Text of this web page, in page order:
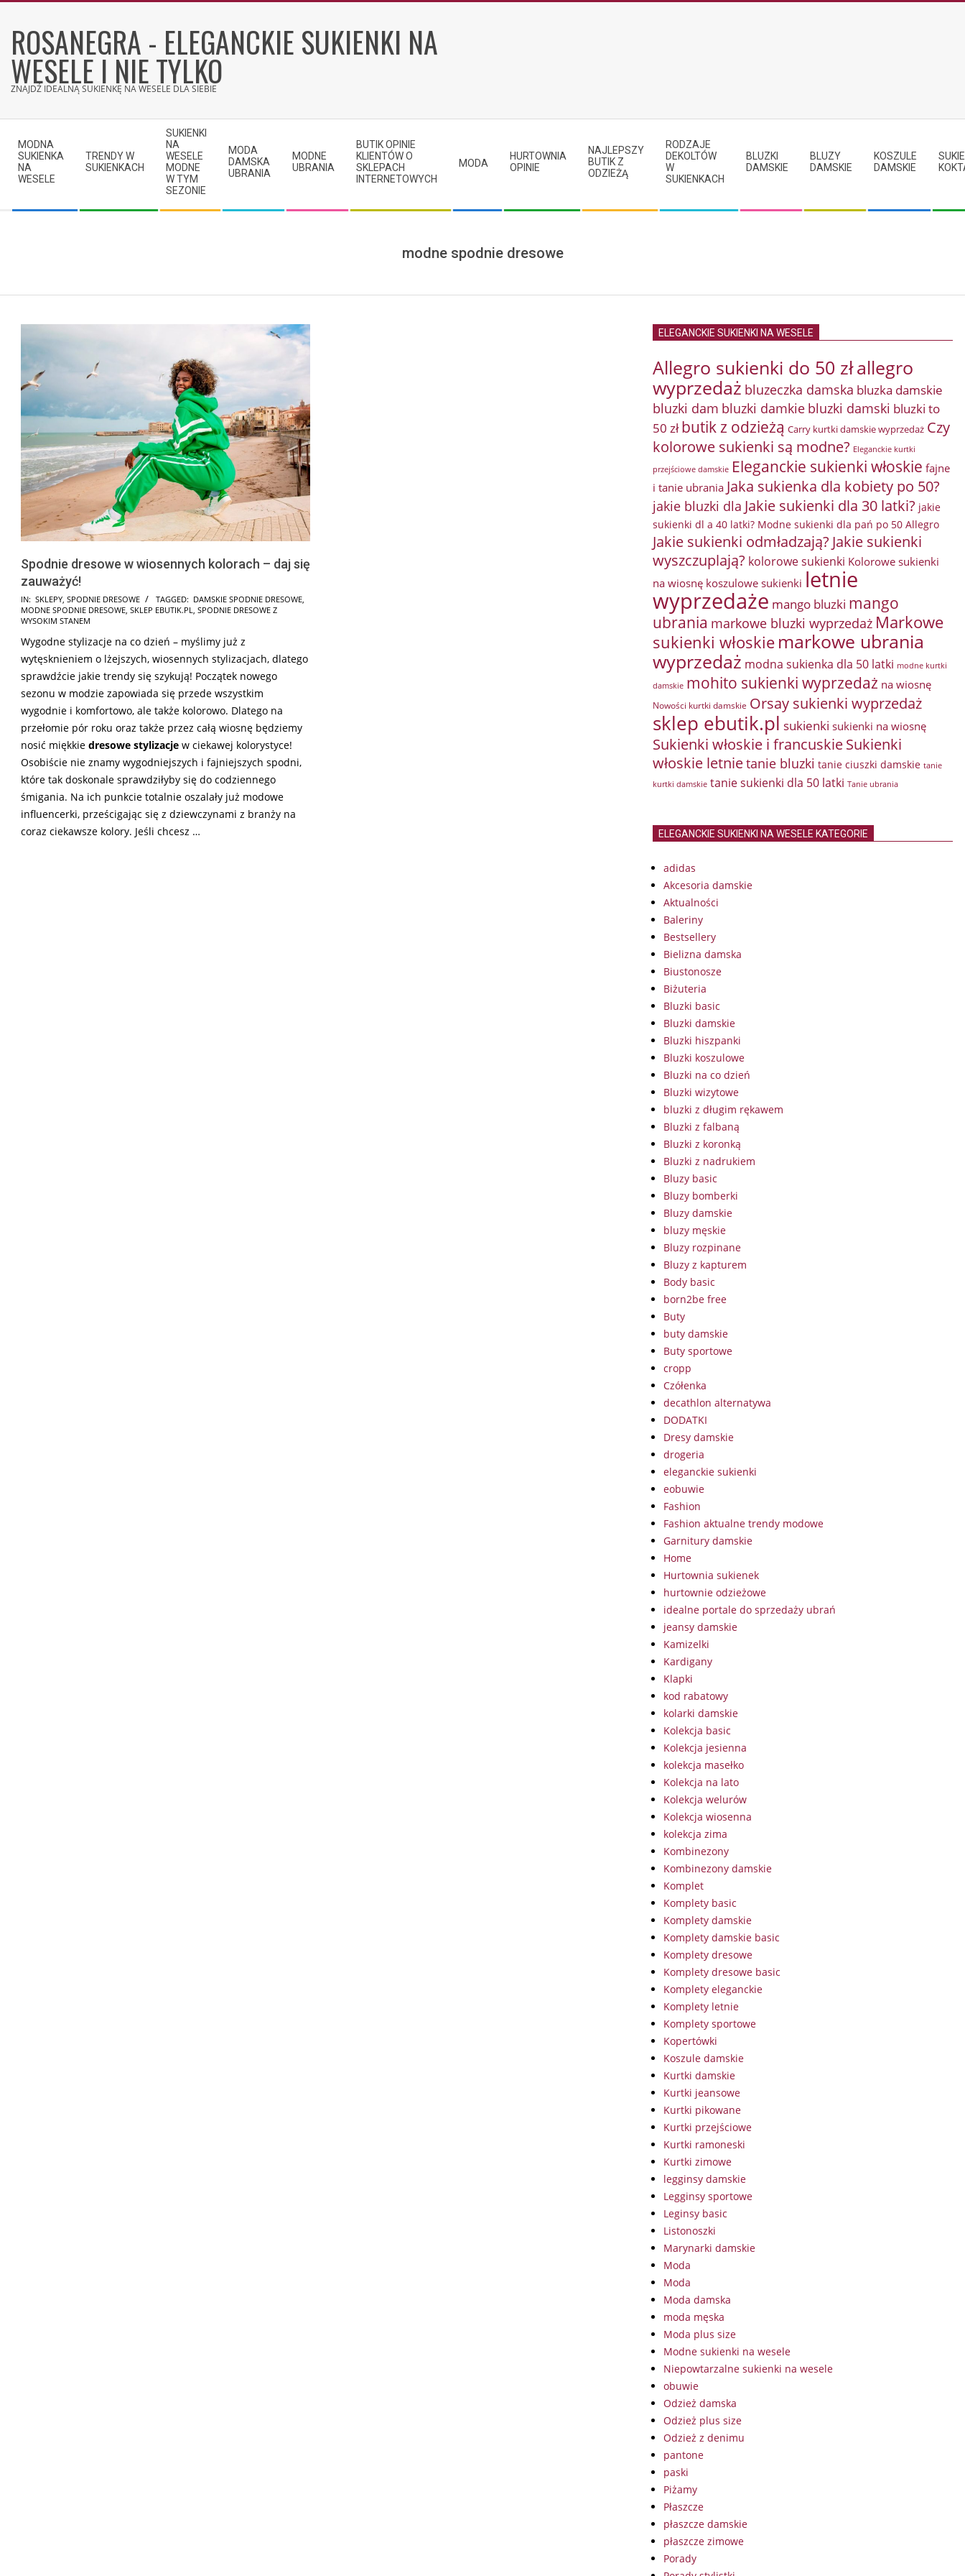
contentROSANEGRA - ELEGANCKIE SUKIENKI NA
WESELE I NIE TYLKO
ZNAJDŹ IDEALNĄ SUKIENKĘ NA WESELE DLA SIEBIE
Navigation
Menu
MODNA
SUKIENKA
NA
WESELE
TRENDY W
SUKIENKACH
SUKIENKI
NA
WESELE
MODNE
W TYM
SEZONIE
MODA
DAMSKA
UBRANIA
MODNE
UBRANIA
BUTIK OPINIE
KLIENTÓW O
SKLEPACH
INTERNETOWYCH
MODA
HURTOWNIA
OPINIE
NAJLEPSZY
BUTIK Z
ODZIEŻĄ
RODZAJE
DEKOLTÓW
W
SUKIENKACH
BLUZKI
DAMSKIE
BLUZY
DAMSKIE
KOSZULE
DAMSKIE
modne spodnie dresowe
Spodnie dresowe w wiosennych kolorach – daj się
zauważyć!
2025-
03-
IN: SKLEPY, SPODNIE DRESOWE TAGGED: DAMSKIE SPODNIE DRESOWE,
MODNE SPODNIE DRESOWE, SKLEP EBUTIK.PL, SPODNIE DRESOWE Z
WYSOKIM STANEM
Wygodne stylizacje na co dzień – myślimy już z
wytęsknieniem o lżejszych, wiosennych stylizacjach, dlatego
sprawdźcie jakie trendy się szykują! Początek nowego
sezonu w modzie zapowiada się przede wszystkim
wygodnie i komfortowo, ale także kolorowo. Dlatego na
przełomie pór roku oraz także przez całą wiosnę będziemy
nosić miękkie dresowe stylizacje w ciekawej kolorystyce!
Osobiście nie znamy wygodniejszych i fajniejszych spodni,
które tak doskonale sprawdziłyby się do codziennego
śmigania. Na ich punkcie totalnie oszalały już modowe
influencerki, prześcigając się z dziewczynami z branży na
coraz ciekawsze kolory. Jeśli chcesz …
ELEGANCKIE SUKIENKI NA WESELE
Allegro sukienki do 50 złallegro
wyprzedaż bluzeczka damska bluzka damskie
bluzki dam bluzki damkie bluzki damski bluzki to
50 zł butik z odzieżą Carry kurtki damskie wyprzedaż Czy
kolorowe sukienki są modne? Eleganckie kurtki
przejściowe damskie Eleganckie sukienki włoskie fajne
i tanie ubrania Jaka sukienka dla kobiety po 50?
jakie bluzki dla Jakie sukienki dla 30 latki? jakie
sukienki dl a 40 latki? Modne sukienki dla pań po 50 Allegro
Jakie sukienki odmładzają? Jakie sukienki
wyszczuplają? kolorowe sukienki Kolorowe sukienki
na wiosnę koszulowe sukienki letnie
wyprzedaże mango bluzki mango
ubrania markowe bluzki wyprzedaż Markowe
sukienki włoskie markowe ubrania
wyprzedaż modna sukienka dla 50 latki modne kurtki
damskie mohito sukienki wyprzedaż na wiosnę
Nowości kurtki damskie Orsay sukienki wyprzedaż
sklep ebutik.pl sukienki sukienki na wiosnę
Sukienki włoskie i francuskieSukienki
włoskie letnietanie bluzki tanie ciuszki damskie tanie
kurtki damskie tanie sukienki dla 50 latki Tanie ubrania
ELEGANCKIE SUKIENKI NA WESELE KATEGORIE
adidas
Akcesoria damskie
Aktualności
Baleriny
Bestsellery
Bielizna damska
Biustonosze
Biżuteria
Bluzki basic
Bluzki damskie
Bluzki hiszpanki
Bluzki koszulowe
Bluzki na co dzień
Bluzki wizytowe
bluzki z długim rękawem
Bluzki z falbaną
Bluzki z koronką
Bluzki z nadrukiem
Bluzy basic
Bluzy bomberki
Bluzy damskie
bluzy męskie
Bluzy rozpinane
Bluzy z kapturem
Body basic
born2be free
Buty
buty damskie
Buty sportowe
cropp
Czółenka
decathlon alternatywa
DODATKI
Dresy damskie
drogeria
eleganckie sukienki
eobuwie
Fashion
Fashion aktualne trendy modowe
Garnitury damskie
Home
Hurtownia sukienek
hurtownie odzieżowe
idealne portale do sprzedaży ubrań
jeansy damskie
Kamizelki
Kardigany
Klapki
kod rabatowy
kolarki damskie
Kolekcja basic
Kolekcja jesienna
kolekcja masełko
Kolekcja na lato
Kolekcja welurów
Kolekcja wiosenna
kolekcja zima
Kombinezony
Kombinezony damskie
Komplet
Komplety basic
Komplety damskie
Komplety damskie basic
Komplety dresowe
Komplety dresowe basic
Komplety eleganckie
Komplety letnie
Komplety sportowe
Kopertówki
Koszule damskie
Kurtki damskie
Kurtki jeansowe
Kurtki pikowane
Kurtki przejściowe
Kurtki ramoneski
Kurtki zimowe
legginsy damskie
Legginsy sportowe
Leginsy basic
Listonoszki
Marynarki damskie
Moda
Moda
Moda damska
moda męska
Moda plus size
Modne sukienki na wesele
Niepowtarzalne sukienki na wesele
obuwie
Odzież damska
Odzież plus size
Odzież z denimu
pantone
paski
Piżamy
Płaszcze
płaszcze damskie
płaszcze zimowe
Porady